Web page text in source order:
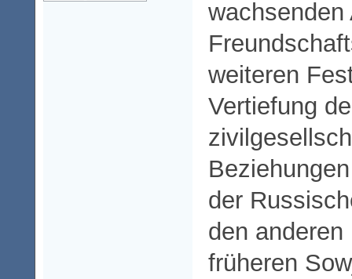
weiteren
Vertiefung
der
den anderen
früheren